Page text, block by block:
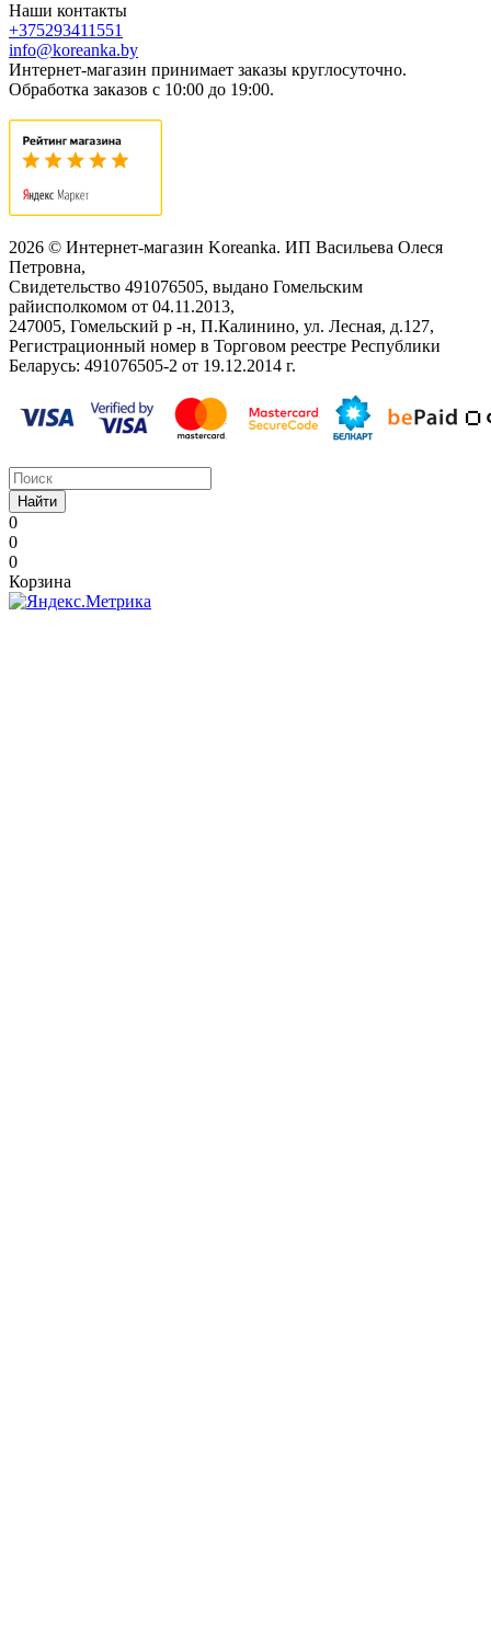
Наши контакты
+375293411551
info@koreanka.by
Интернет-магазин принимает заказы круглосуточно.
Обработка заказов с 10:00 до 19:00.
2026 © Интернет-магазин Koreanka. ИП Васильева Олеся
Петровна,
Свидетельство ‎491076505, выдано Гомельским
райисполкомом от 04.11.2013,
247005, Гомельский р -н, П.Калинино, ул. Лесная, д.127,
Регистрационный номер в Торговом реестре Республики
Беларусь: ‎491076505-2 от 19.12.2014 г.
Найти
0
0
0
Корзина